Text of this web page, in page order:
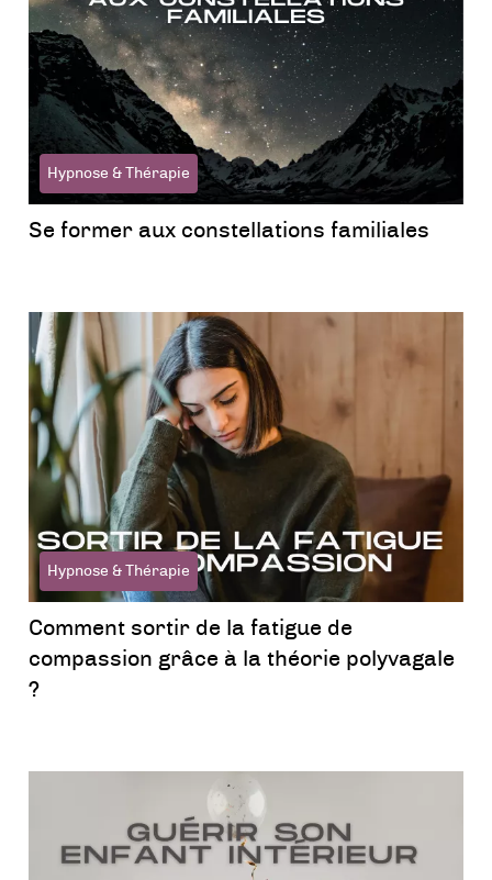
Hypnose & Thérapie
Se former aux constellations familiales
Hypnose & Thérapie
Comment sortir de la fatigue de
compassion grâce à la théorie polyvagale
?